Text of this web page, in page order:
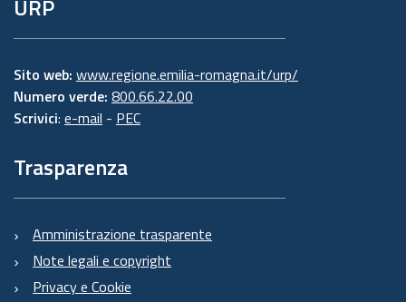
URP
Sito web: www.regione.emilia-romagna.it/urp/
Numero verde: 800.66.22.00
Scrivici: e-mail - PEC
Trasparenza
Amministrazione trasparente
Note legali e copyright
Privacy e Cookie